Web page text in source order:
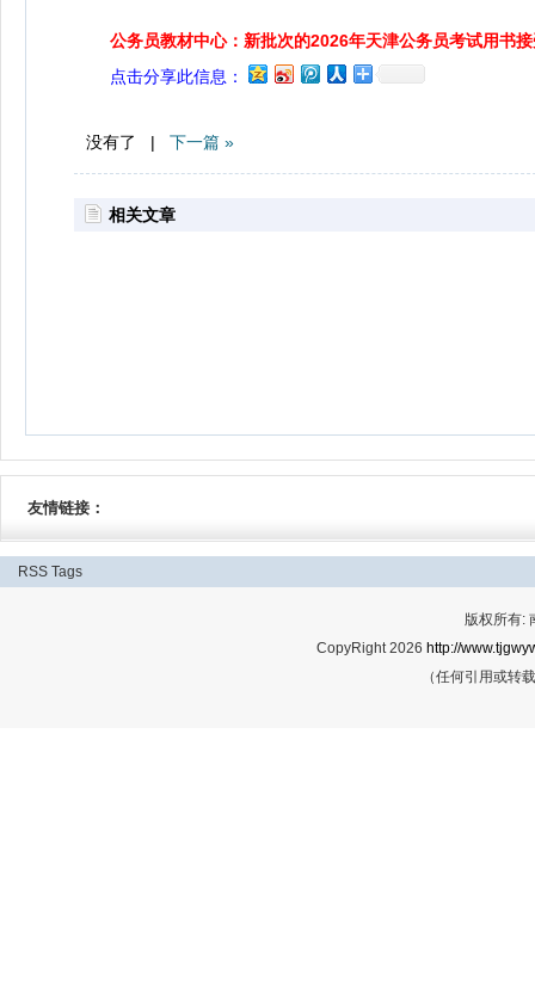
公务员教材中心：新批次的2026年天津公务员考试用书
点击分享此信息：
没有了 | 下一篇 »
相关文章
友情链接：
RSS Tags
版权所有:
CopyRight 2026 http://
（任何引用或转